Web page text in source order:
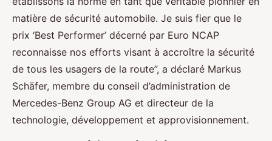
matière de sécurité automobile. Je suis fier que le
prix ‘Best Performer’ décerné par Euro NCAP
reconnaisse nos efforts visant à accroître la sécurité
de tous les usagers de la route”, a déclaré Markus
Schäfer, membre du conseil d’administration de
Mercedes-Benz Group AG et directeur de la
technologie, développement et approvisionnement.